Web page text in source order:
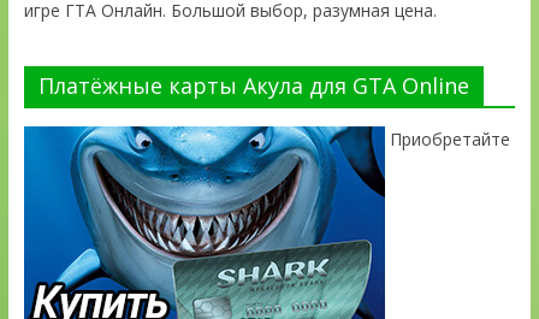
игре ГТА Онлайн. Большой выбор, разумная цена.
Платёжные карты Акула для GTA Online
Приобретайте